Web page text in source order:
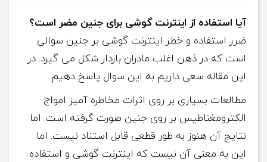
آیا استفاده از اینترنت گوشی برای جنین مضر است؟
ضرر استفاده و خطر اینترنت گوشی بر جنین سوالی
است که در ذهن اغلب مادران باردار شکل می گیرد. در
این مقاله سعی داریم به این سوال پاسخ دهیم.
مطالعات بسیاری بر روی اثرات مخاطره آمیز امواج
الکترومغناطیس بر روی جنین صورت گرفته است. اما
نتایج آن هنوز به طور قطعی قابل استناد نیست. اما
این به معنی آن نیست که اینترنت گوشی و استفاده